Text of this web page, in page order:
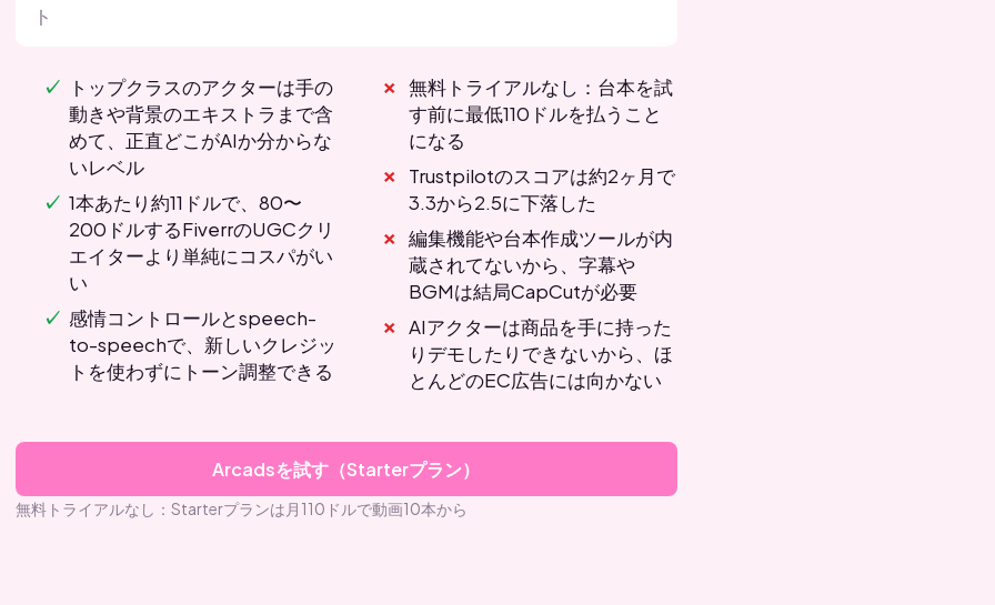
ト
トップクラスのアクターは手の
動きや背景のエキストラまで含
めて、正直どこがAIか分からな
いレベル
1本あたり約11ドルで、80〜
200ドルするFiverrのUGCクリ
エイターより単純にコスパがい
い
感情コントロールとspeech-
to-speechで、新しいクレジッ
トを使わずにトーン調整できる
無料トライアルなし：台本を試
す前に最低110ドルを払うこと
になる
Trustpilotのスコアは約2ヶ月で
3.3から2.5に下落した
編集機能や台本作成ツールが内
蔵されてないから、字幕や
BGMは結局CapCutが必要
AIアクターは商品を手に持った
りデモしたりできないから、ほ
とんどのEC広告には向かない
Arcadsを試す（Starterプラン）
無料トライアルなし：Starterプランは月110ドルで動画10本から